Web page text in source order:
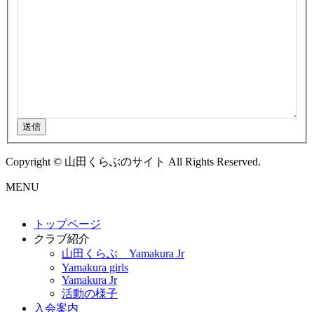
送信
Copyright © 山田くらぶのサイト All Rights Reserved.
MENU
トップページ
クラブ紹介
山田くらぶ Yamakura Jr
Yamakura girls
Yamakura Jr
活動の様子
入会案内